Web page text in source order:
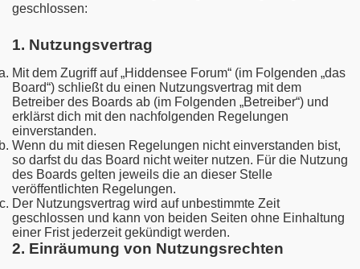
geschlossen:
1. Nutzungsvertrag
Mit dem Zugriff auf „Hiddensee Forum“ (im Folgenden „das
Board“) schließt du einen Nutzungsvertrag mit dem
Betreiber des Boards ab (im Folgenden „Betreiber“) und
erklärst dich mit den nachfolgenden Regelungen
einverstanden.
Wenn du mit diesen Regelungen nicht einverstanden bist,
so darfst du das Board nicht weiter nutzen. Für die Nutzung
des Boards gelten jeweils die an dieser Stelle
veröffentlichten Regelungen.
Der Nutzungsvertrag wird auf unbestimmte Zeit
geschlossen und kann von beiden Seiten ohne Einhaltung
einer Frist jederzeit gekündigt werden.
2. Einräumung von Nutzungsrechten